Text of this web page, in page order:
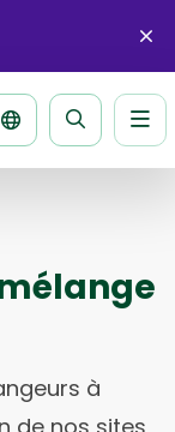
La
à